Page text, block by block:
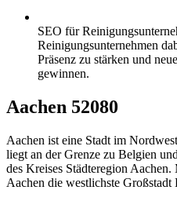
SEO für
Reinigungsunternehmen
Präsenz zu stärken und
gewinnen.
Aachen 52080
Aachen ist eine Stadt im
liegt an der Grenze zu Belgien
des Kreises Städteregion
Aachen die westlichste Großstadt